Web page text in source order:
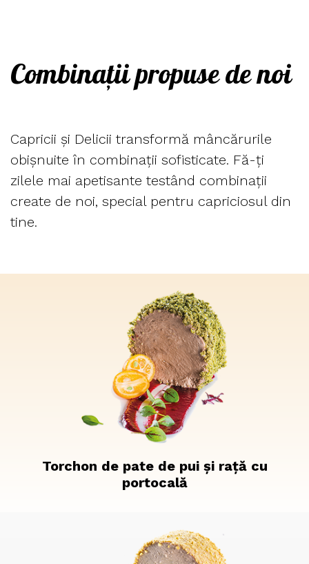
Combinații propuse de noi
Capricii și Delicii transformă mâncărurile
obișnuite în combinații sofisticate. Fă-ți
zilele mai apetisante testând combinații
create de noi, special pentru capriciosul din
tine.
Torchon de pate de pui și rață cu
portocală